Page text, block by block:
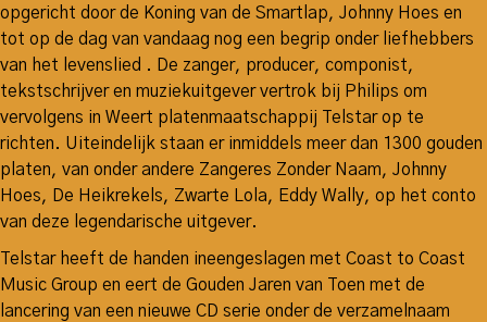
opgericht door de Koning van de Smartlap, Johnny Hoes en
tot op de dag van vandaag nog een begrip onder liefhebbers
van het levenslied . De zanger, producer, componist,
tekstschrijver en muziekuitgever vertrok bij Philips om
vervolgens in Weert platenmaatschappij Telstar op te
richten. Uiteindelijk staan er inmiddels meer dan 1300 gouden
platen, van onder andere Zangeres Zonder Naam, Johnny
Hoes, De Heikrekels, Zwarte Lola, Eddy Wally, op het conto
van deze legendarische uitgever.
Telstar heeft de handen ineengeslagen met Coast to Coast
Music Group en eert de Gouden Jaren van Toen met de
lancering van een nieuwe CD serie onder de verzamelnaam